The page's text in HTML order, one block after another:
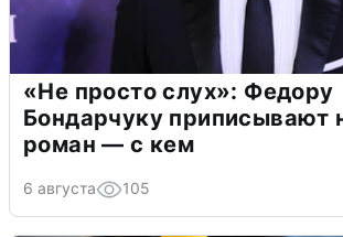
«Не просто слух»: Федору
Бондарчуку приписывают
роман — с кем
6 августа 105